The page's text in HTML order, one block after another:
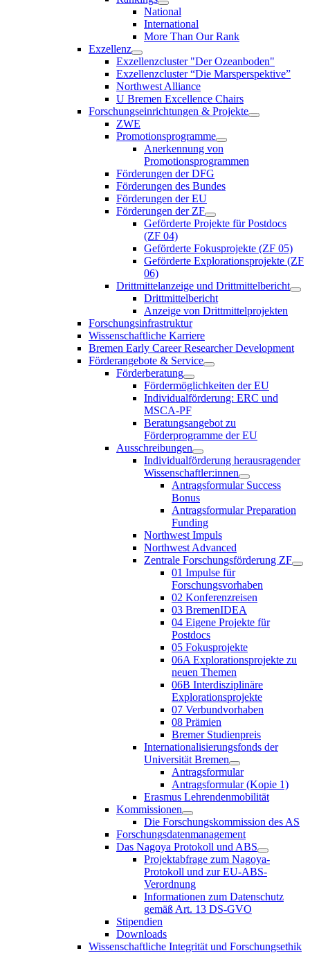
National
International
More Than Our Rank
Exzellenz
Exzellenzcluster "Der Ozeanboden"
Exzellenzcluster “Die Marsperspektive”
Northwest Alliance
U Bremen Excellence Chairs
Forschungseinrichtungen & Projekte
ZWE
Promotionsprogramme
Anerkennung von
Promotionsprogrammen
Förderungen der DFG
Förderungen des Bundes
Förderungen der EU
Förderungen der ZF
Geförderte Projekte für Postdocs
(ZF 04)
Geförderte Fokusprojekte (ZF 05)
Geförderte Explorationsprojekte (ZF
06)
Drittmittelanzeige und Drittmittelbericht
Drittmittelbericht
Anzeige von Drittmittelprojekten
Forschungsinfrastruktur
Wissenschaftliche Karriere
Bremen Early Career Researcher Development
Förderangebote & Service
Förderberatung
Fördermöglichkeiten der EU
Individualförderung: ERC und
MSCA-PF
Beratungsangebot zu
Förderprogramme der EU
Ausschreibungen
Individualförderung herausragender
Wissenschaftler:innen
Antragsformular Success
Bonus
Antragsformular Preparation
Funding
Northwest Impuls
Northwest Advanced
Zentrale Forschungsförderung ZF
01 Impulse für
Forschungsvorhaben
02 Konferenzreisen
03 BremenIDEA
04 Eigene Projekte für
Postdocs
05 Fokusprojekte
06A Explorationsprojekte zu
neuen Themen
06B Interdisziplinäre
Explorationsprojekte
07 Verbundvorhaben
08 Prämien
Bremer Studienpreis
Internationalisierungsfonds der
Universität Bremen
Antragsformular
Antragsformular (Kopie 1)
Erasmus Lehrendenmobilität
Kommissionen
Die Forschungskommission des AS
Forschungsdatenmanagement
Das Nagoya Protokoll und ABS
Projektabfrage zum Nagoya-
Protokoll und zur EU-ABS-
Verordnung
Informationen zum Datenschutz
gemäß Art. 13 DS-GVO
Stipendien
Downloads
Wissenschaftliche Integrität und Forschungsethik